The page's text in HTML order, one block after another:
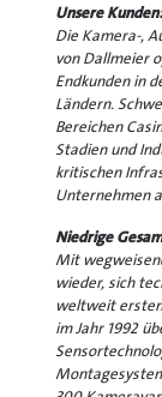
Unsere
Die Kamera-,
von Dallmeier
Endkunden in
Ländern.
Bereichen
Stadien und
kritischen
Unternehmen
Niedrige
Mit
wieder, sich
weltweit
im Jahr 1992